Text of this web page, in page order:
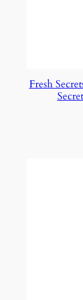
Fresh